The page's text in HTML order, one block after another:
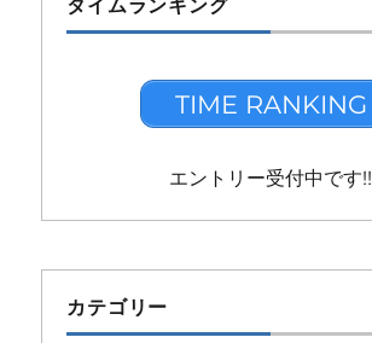
タイムランキング
TIME RANKING
エントリー受付中です!!
カテゴリー